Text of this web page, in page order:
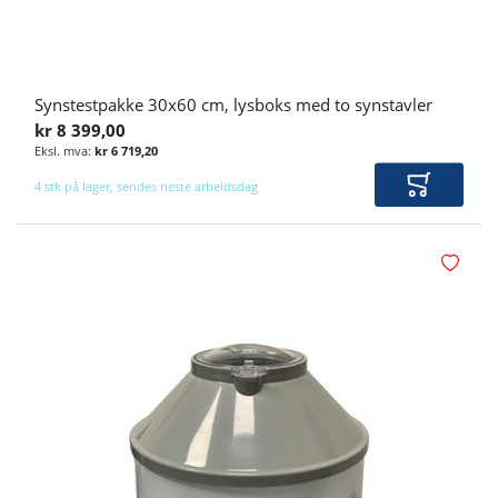
Synstestpakke 30x60 cm, lysboks med to synstavler
kr 8 399,00
kr 6 719,20
4 stk på lager, sendes neste arbeidsdag Legg i
Legg i